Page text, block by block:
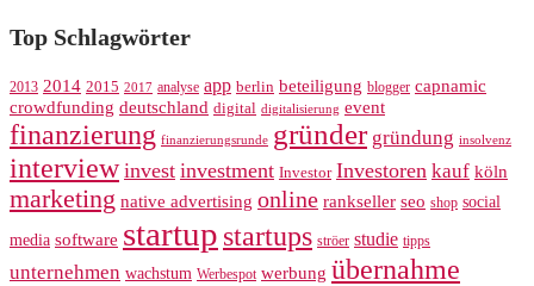
Top Schlagwörter
2013 2014 2015 2017 analyse app berlin beteiligung blogger capnamic
crowdfunding deutschland digital digitalisierung event
finanzierung finanzierungsrunde gründer gründung insolvenz
interview invest investment Investor Investoren kauf köln
marketing native advertising online rankseller seo shop social
media software startup startups ströer studie tipps
unternehmen wachstum Werbespot werbung übernahme